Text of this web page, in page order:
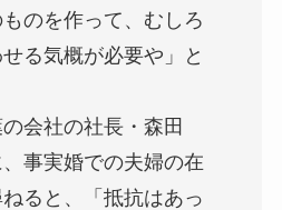
のを作って、むしろ
る気概が必要や」と
会社の社長・森田
、事実婚での夫婦の在
ると、「抵抗はあっ